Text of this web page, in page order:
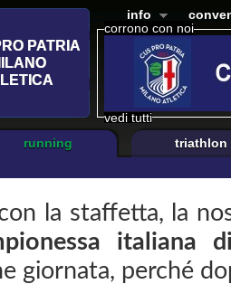
corrono con noi
vedi tutti
info
running triathlon
la staffetta, la
italiana
giornata, perché